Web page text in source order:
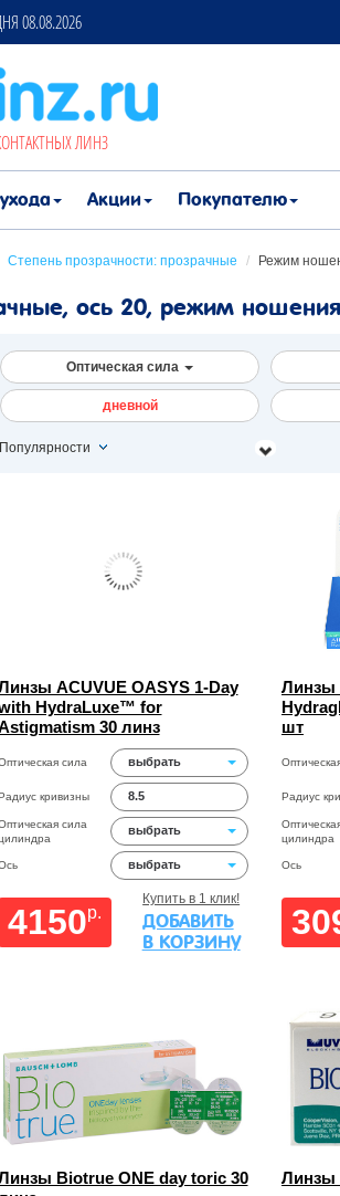
08.08.2026
ЛИНЗ
Акции Покупателю
Степень прозрачности: прозрачные / Режим
ось 20, режим
Оптическая сила
дневной
Популярности
ACUVUE OASYS 1-Day
HydraLuxe™ for
30 линз
сила выбрать
кривизны 8.5
сила
выбрать
выбрать
4150p.
Купить в 1 клик!
ДОБАВИТЬ
В КОРЗИНУ
Линзы
шт
Радиус
цилиндра
Ось
Biotrue ONE day toric 30
Линзы